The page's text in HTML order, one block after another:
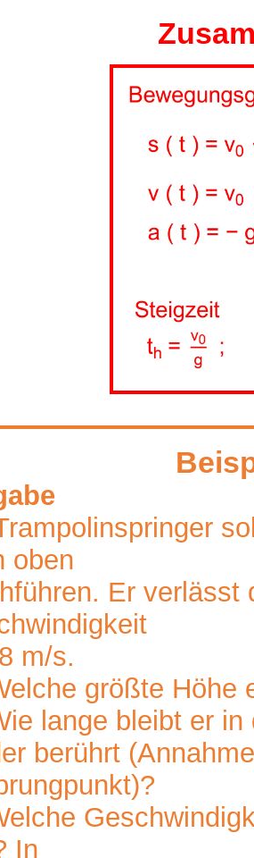
oben
Er verlässt
m/s.
größte Höhe
lange bleibt er
berührt
In